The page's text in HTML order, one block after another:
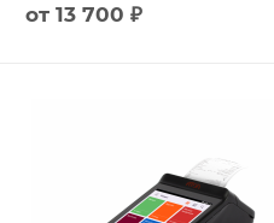
от 13 700 ₽